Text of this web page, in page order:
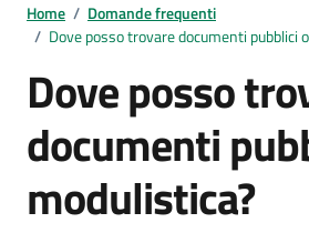
Home / Domande frequenti
/ Dove posso trovare documenti pubblici
Dove posso
documenti
modulistica?